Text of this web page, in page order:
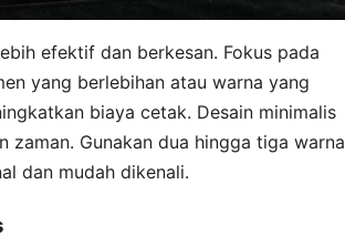
efektif dan berkesan. Fokus pada
yang berlebihan atau warna yang
biaya cetak. Desain minimalis
Gunakan dua hingga tiga warna
dan mudah dikenali.